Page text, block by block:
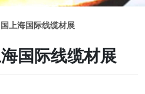
上海国际线缆材展
国际线缆材展